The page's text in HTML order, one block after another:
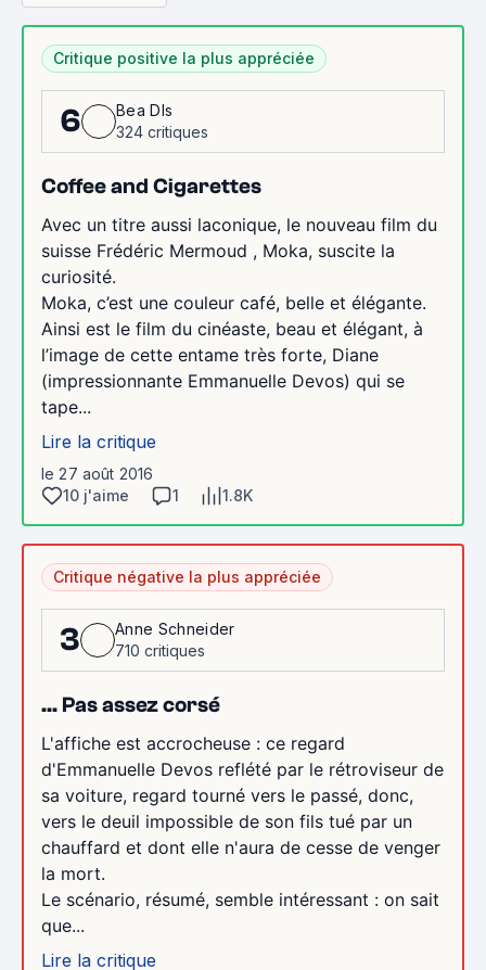
Critique positive la plus appréciée
6
Bea Dls
324 critiques
Coffee and Cigarettes
Avec un titre aussi laconique, le nouveau film du
suisse Frédéric Mermoud , Moka, suscite la
curiosité.
Moka, c’est une couleur café, belle et élégante.
Ainsi est le film du cinéaste, beau et élégant, à
l’image de cette entame très forte, Diane
(impressionnante Emmanuelle Devos) qui se
tape...
Lire la critique
le 27 août 2016
10 j'aime
1 1.8K
Critique négative la plus appréciée
3
Anne Schneider
710 critiques
... Pas assez corsé
L'affiche est accrocheuse : ce regard
d'Emmanuelle Devos reflété par le rétroviseur de
sa voiture, regard tourné vers le passé, donc,
vers le deuil impossible de son fils tué par un
chauffard et dont elle n'aura de cesse de venger
la mort.
Le scénario, résumé, semble intéressant : on sait
que...
Lire la critique